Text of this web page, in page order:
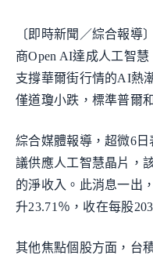
〔即時新聞／綜合報導
商Open AI達成人工智
支撐華爾街行情的AI熱
僅道瓊小跌，標準普爾
綜合媒體報導，超微6
議供應人工智慧晶片，
的淨收入。此消息一出
升23.71％，收在每股
其他焦點個股方面，台